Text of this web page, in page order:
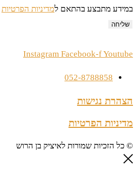
במידע מתבצע בהתאם למדיניות הפרטיות
שליחה
Instagram Facebook-fYoutube
052-8788858
הצהרת נגישות
מדיניות הפרטיות
© כל הזכיות שמורות לאיציק בן הרוש